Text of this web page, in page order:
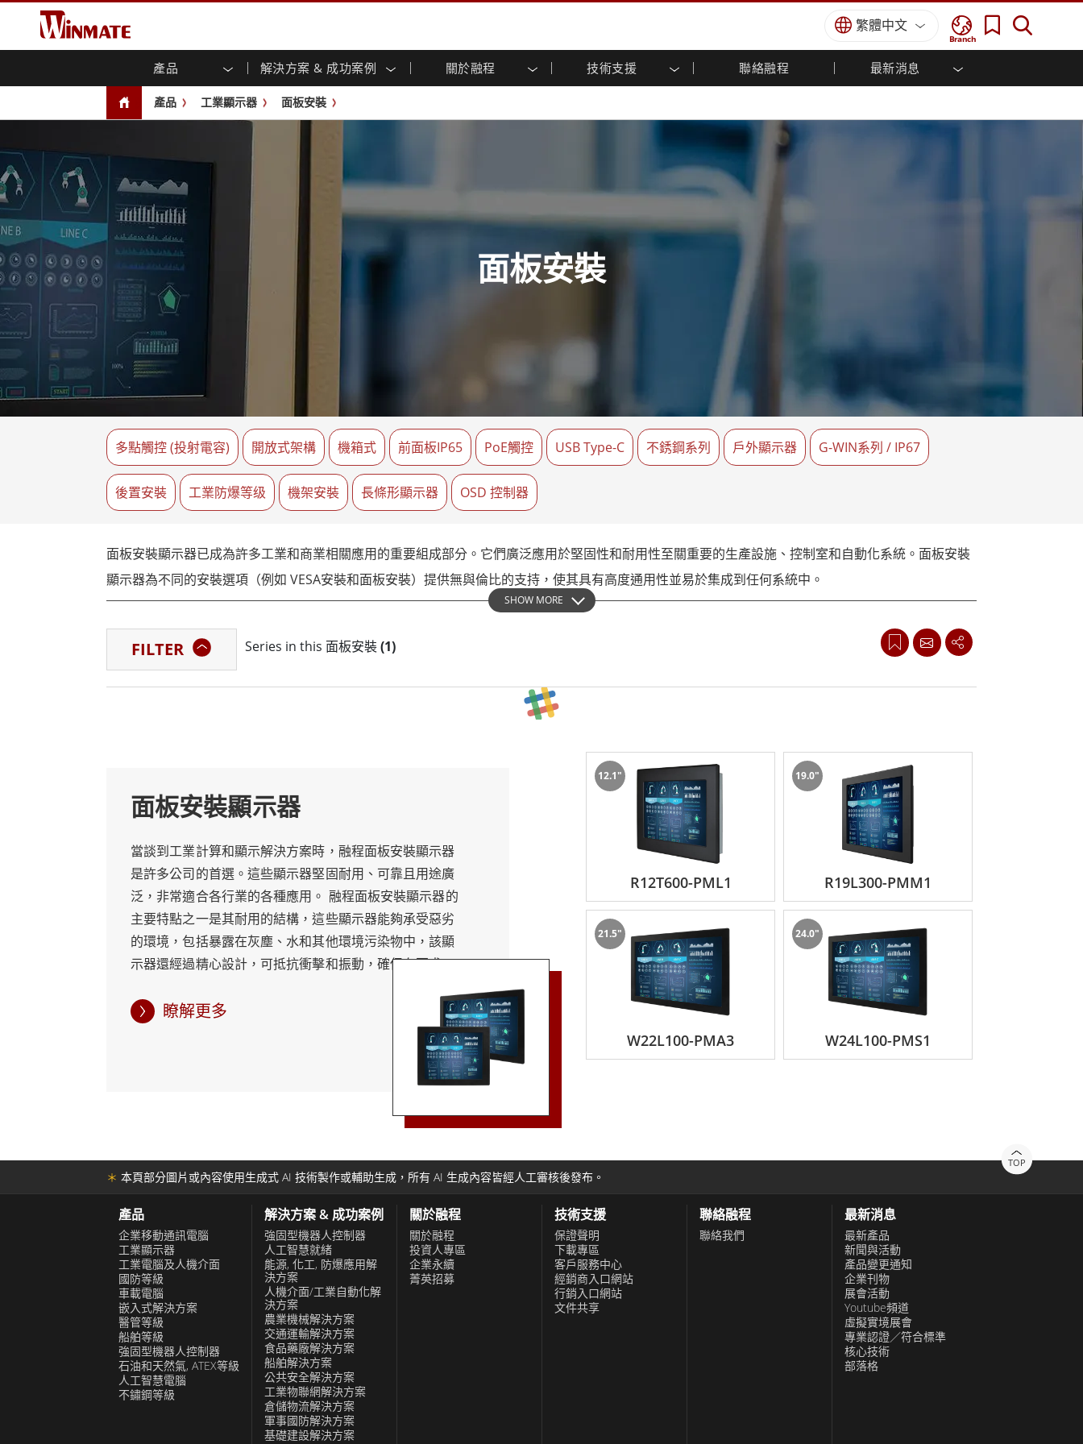
Branch
繁體中文
產品 解決方案 & 成功案例 關於融程 技術支援 聯絡融程 最新消息
企業移動通訊電腦
強固觸控筆記型電腦
手持行動電腦
Windows強固型平板電腦
Android系統強固型平板電腦
超強固型平板電腦
無線電 PoC
邊緣運算人工智慧移動電腦
工業顯示器
多點觸控 (投射電
面板安裝
前面板IP65
USB Type-C
不銹鋼系列
機架安裝
OSD 控制器
人機介面 (投射電容觸控)
G-WIN系列 / IP67設計
防爆等级
長條形數位電子看板
邊緣運算人工智慧工業電腦
國防等級強固觸控筆記型電腦
國防等級強固型平板電腦
國防等級超強固型平板電腦
國防等級顯示器 / NVIS 顯示器
車載電腦
Windows車載電腦
Android車載電腦
車載平板電腦
醫管等級
醫管等級顯示器
強固型機器人控制器
機器人控制器
ATEX等級強固型手持行動電腦
ATEX等級工業電腦
More
人工智慧電腦
邊緣運算人工智慧移動電腦
邊緣運算人工智慧工業電腦
邊緣運算人工智慧嵌入式電腦
不鏽鋼等級
不鏽鋼工業電腦
不鏽鋼工業顯示器
強固型機器人控制器 人工智慧就緒
農業機械解決方案
交通運輸解決方案 食品藥廠解決方案
船舶解決方案
公共安全解決方案
倉儲物流解決方案
軍事國防解決方案
基礎建設解決方案
智慧型機器人系統解決方案 衛生保健解決方案
自助服務亭解決方案
政府解决方案
智慧充電站解决方案
關於融程 投資人專區
保證聲明 下載專區
行銷入口網站
文件共享
最新產品 新聞與活動
展會活動
Youtube頻道 虛擬實境展會
專業認證／符合標準
核心技術
產品 工業顯示器 面板安裝
面板安裝
多點觸控 (投射電容) 開放式架構 機箱式 前面板IP65 PoE觸控 USB Type-C 不銹鋼系列 戶外顯示器 G-WIN系列 / IP67
後置安裝 工業防爆等级 機架安裝 長條形顯示器 OSD 控制器
面板安裝顯示器已成為許多工業和商業相關應用的重要組成部分。它們廣泛應用於堅固性和耐用性至關重要的生產設施、控制室和自動化系統。面板安裝
顯示器為不同的安裝選項（例如 VESA安裝和面板安裝）提供無與倫比的支持，使其具有高度通用性並易於集成到任何系統中。
融程是強固型計算解決方案的領先供應商，提供全系列面板安裝顯示器，以滿足各個行業的需求。他們的產品旨在在惡劣環境下提供可靠、高效的性能，
非常適合在灰塵、潮濕和極端溫度普遍存在的應用中使用。
融程的面板安裝顯示器有多種尺寸可供選擇，從10.4英寸到32英寸不等。這種多樣性使其適合在有限空間以及大型生產設施中使用，這些顯示器有多種寬
融程面板安裝顯示器的主要特點之一是其堅固性，它們能夠承受惡劣的工作條件，並且可以在很寬的溫度範圍內工作。此外，它們還具有抗衝擊、抗振動
和防塵的特性，適合工業和商業應用。
融程的面板安裝顯示器在設計時充分考慮了靈活性，使其易於集成到不同的系統中。它們提供廣泛的連接選項，包括VGA、DVI、HDMI和顯示埠，允許它
們連接到各種設備。此外，這些顯示器還具有高亮度和寬視角的特點，非常適合戶外應用和環境光強的區域。
除了上述功能外，融程的面板安裝顯示器還具有一系列先進功能，例如觸控螢幕、IP認證和光學貼合。這些功能增強了顯示器的功能和耐用性，使其成為
需要可靠且高效的顯示解決方案的應用的理想選擇。
融程的面板安裝顯示器旨在提供卓越的性能和可靠性，並以出色的客戶支持為後盾。他們的產品按照最高質量標準製造，並經過嚴格測試，以確保達到或
超過行業標準。融程對質量和創新的承諾使他們成為堅固型計算解決方案的領先提供商。
至32英寸，他們的產品能夠承受惡劣的工作條件，並提供廣泛的先進功能來增強功能和耐用性。憑藉對質量和創新的承諾，融程成為值得信賴的堅固型計
SHOW MORE
FILTER Series in this 面板安裝(1)
面板安裝顯示器
當談到工業計算和顯示解決方案時，融程面板安裝顯示器
是許多公司的首選。這些顯示器堅固耐用、可靠且用途廣
泛，非常適合各行業的各種應用。 融程面板安裝顯示器的
主要特點之一是其耐用的結構，這些顯示器能夠承受惡劣
的環境，包括暴露在灰塵、水和其他環境污染物中，該顯
示器還經過精心設計，可抵抗衝擊和振動，確保在要求苛
顯示器還以其多功能性而聞名，它們與多種操作系統兼
容，包括Windows、Linux和Android，因此可以輕鬆集成
到任何工業系統中，該顯示器還有多種尺寸可供選擇，從7
英寸到21.5英寸，讓您可以選擇最適合您的應用的尺寸。
控輸入、高亮度以及USB、RS232、乙太網路和HDMI等各
為直接安裝在面板或外殼上，從而可以輕鬆地將它們集成
到您的工業系統中，它們還易於維修和維護，採用模組化
設計，讓您可以根據需要輕鬆更換組件。 融程面板安裝顯
示器是一種可靠且多功能的顯示解決方案，可以滿足廣泛
行業的需求，憑藉其耐用的結構、先進的功能以及易於安
裝和維護的特點，這些顯示器是那些為其工業應用尋求高
性能顯示解決方案的人們的絕佳選擇。
瞭解更多
R12T600-PML1
12.1"
R19L300-PMM1
19.0"
W22L100-PMA3
21.5"
W24L100-PMS1
24.0"
TOP
＊ 本頁部分圖片或內容使用生成式 AI 技術製作或輔助生成，所有 AI 生成內容皆經人工審核後發布。
產品
企業移動通訊電腦
工業顯示器
工業電腦及人機介面
國防等級
車載電腦
嵌入式解決方案
醫管等級
船舶等級
強固型機器人控制器
石油和天然氣, ATEX等級
人工智慧電腦
不鏽鋼等級
解決方案 & 成功案例
強固型機器人控制器
人工智慧就緒
能源, 化工, 防爆應用解
決方案
人機介面/工業自動化解
決方案
農業機械解決方案
交通運輸解決方案
食品藥廠解決方案
船舶解決方案
公共安全解決方案
工業物聯網解決方案
倉儲物流解決方案
軍事國防解決方案
基礎建設解決方案
關於融程
關於融程
投資人專區
企業永續
菁英招募
技術支援
保證聲明
下載專區
客戶服務中心
經銷商入口網站
行銷入口網站
文件共享
聯絡融程
聯絡我們
最新消息
最新產品
新聞與活動
產品變更通知
企業刊物
展會活動
Youtube頻道
虛擬實境展會
專業認證／符合標準
核心技術
部落格